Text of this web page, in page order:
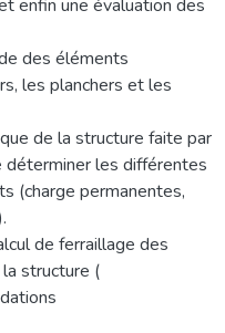
enfin une évaluation des
des éléments
les planchers et les
de la structure faite par
déterminer les différentes
(charge permanentes,
de ferraillage des
structure (